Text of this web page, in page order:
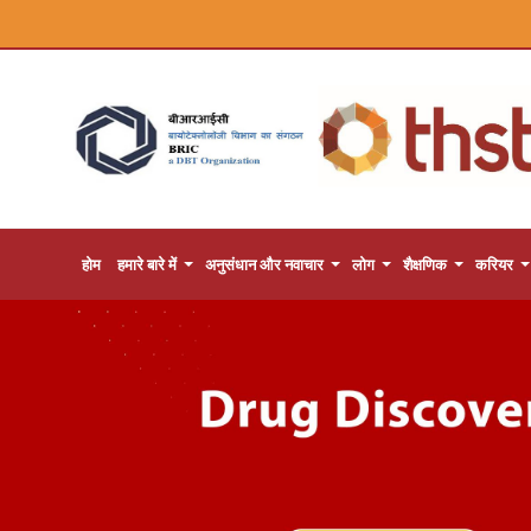
होम हमारे बारे में अनुसंधान और नवाचार लोग शैक्षणिक करियर